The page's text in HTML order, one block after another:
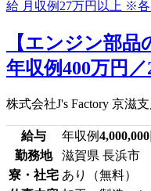
【エンジン部品
年収例400万円
株式会社J's Factory 京滋
給与 年収例4,000,000
勤務地
滋賀県 長浜市
寮・社宅 あり（無料）